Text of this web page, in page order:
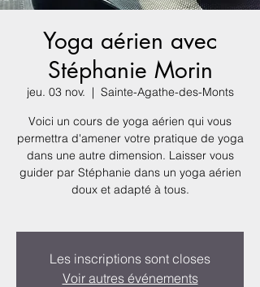
Yoga aérien avec
Stéphanie Morin
jeu. 03 nov.
  |
Sainte-Agathe-des-Monts
Voici un cours de yoga aérien qui vous
permettra d'amener votre pratique de yoga
dans une autre dimension. Laisser vous
guider par Stéphanie dans un yoga aérien
doux et adapté à tous.
Les inscriptions sont closes
Voir autres événements